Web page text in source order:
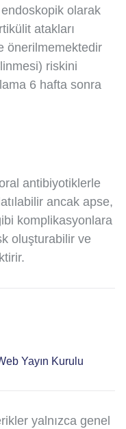
olarak
atakları
önerilmemektedir
riskini
6 hafta sonra
antibiyotiklerle
ancak apse,
komplikasyonlara
oluşturabilir ve
Yayın Kurulu
yalnızca genel